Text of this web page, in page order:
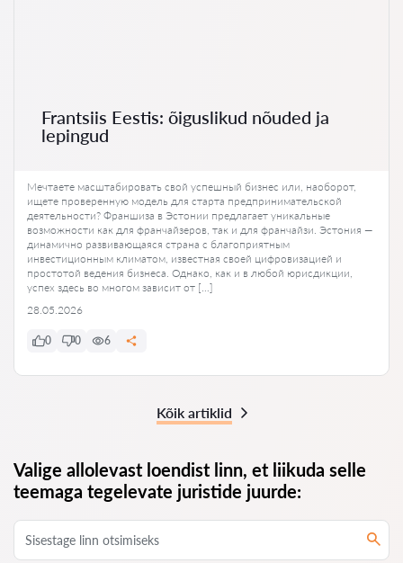
Frantsiis Eestis: õiguslikud nõuded ja
lepingud
Мечтаете масштабировать свой успешный бизнес или, наоборот,
ищете проверенную модель для старта предпринимательской
деятельности? Франшиза в Эстонии предлагает уникальные
возможности как для франчайзеров, так и для франчайзи. Эстония —
динамично развивающаяся страна с благоприятным
инвестиционным климатом, известная своей цифровизацией и
простотой ведения бизнеса. Однако, как и в любой юрисдикции,
успех здесь во многом зависит от […]
28.05.2026
0 0 6
Kõik artiklid
Valige allolevast loendist linn, et liikuda selle
teemaga tegelevate juristide juurde: